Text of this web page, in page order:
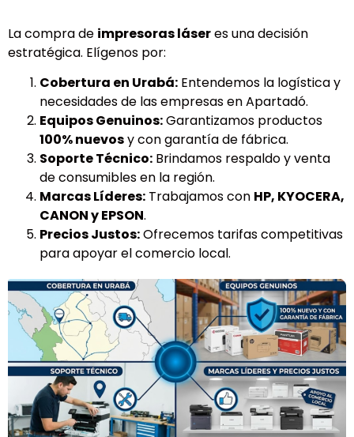
La compra de impresoras láseres una decisión
estratégica. Elígenos por:
Cobertura en Urabá: Entendemos la logística y
necesidades de las empresas en Apartadó.
Equipos Genuinos:Garantizamos productos
100% nuevosy con garantía de fábrica.
Soporte Técnico: Brindamos respaldo y venta
de consumibles en la región.
Marcas Líderes: Trabajamos con HP, KYOCERA,
CANON y EPSON.
Precios Justos:Ofrecemos tarifas competitivas
para apoyar el comercio local.